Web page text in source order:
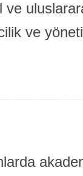
Lisans
Alan
ve